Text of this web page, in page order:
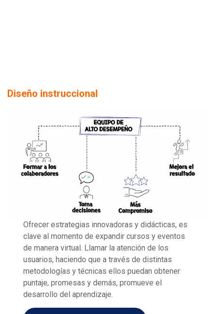
Diseño instruccional
Ofrecer estrategias innovadoras y didácticas, es
clave al momento de expandir cursos y eventos
de manera virtual. Llamar la atención de los
usuarios, haciendo que a través de distintas
metodologías y técnicas ellos puedan obtener
puntaje, promesas y demás, promueve el
desarrollo del aprendizaje.